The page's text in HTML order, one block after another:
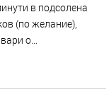
в подсолена
(по желание),
о...